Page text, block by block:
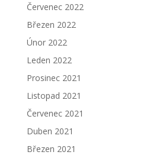
Červenec 2022
Březen 2022
Únor 2022
Leden 2022
Prosinec 2021
Listopad 2021
Červenec 2021
Duben 2021
Březen 2021